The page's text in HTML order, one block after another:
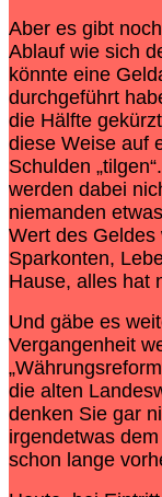
Aber es gibt
Ablauf wie sich
könnte eine
durchgeführt
die Hälfte
diese Weise auf
Schulden
werden dabei
niemanden
Wert des Geldes
Sparkonten,
Hause, alles hat
Und gäbe es
Vergangenheit
die alten
denken Sie gar
irgendetwas
schon lange